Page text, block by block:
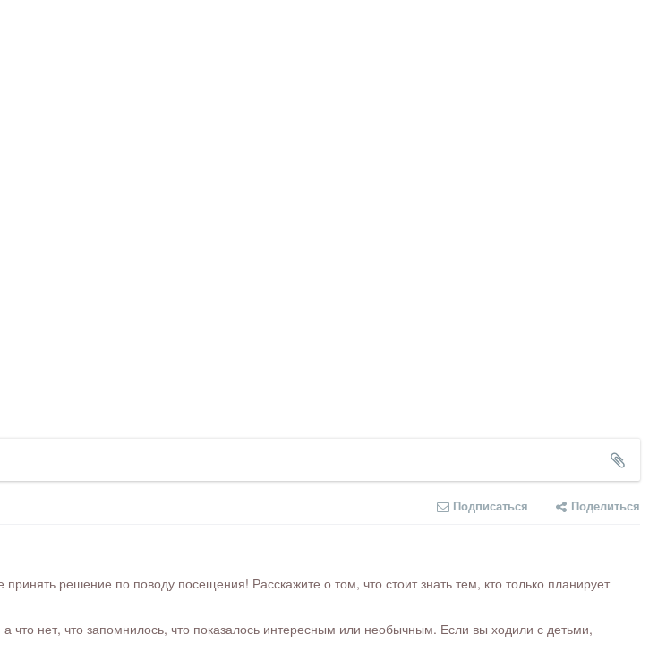
Подписаться Поделиться
решение по поводу посещения! Расскажите о том, что стоит знать тем, кто только планирует
нет, что запомнилось, что показалось интересным или необычным. Если вы ходили с детьми,